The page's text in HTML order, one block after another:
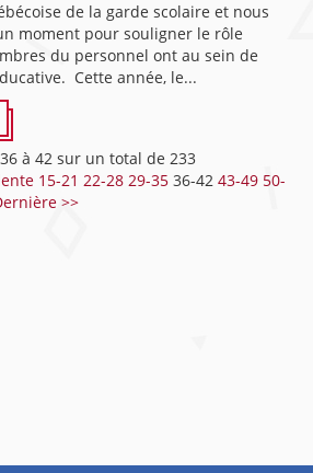
de la garde scolaire et nous
moment pour souligner le rôle
du personnel ont au sein de
Cette année, le...
à 42 sur un total de 233
15-21 22-28 29-35 36-42 43-49 50-
>>